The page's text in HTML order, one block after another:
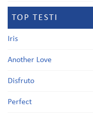
TOP TESTI
Iris
Another Love
Disfruto
Perfect